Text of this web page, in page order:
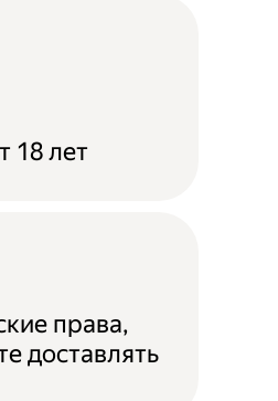
18 лет
права,
доставлять